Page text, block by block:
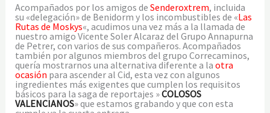
Acompañados por los amigos de Senderoxtrem, incluida
su «delegación» de Benidorm y los incombustibles de «Las
Rutas de Moskys«, acudimos una vez más a la llamada de
nuestro amigo Vicente Soler Alcaraz del Grupo Annapurna
de Petrer, con varios de sus compañeros. Acompañados
también por algunos miembros del grupo Correcaminos,
quería mostrarnos una alternativa diferente a la otra
ocasión para ascender al Cid, esta vez con algunos
ingredientes más exigentes que cumplen los requisitos
básicos para la saga de reportajes »COLOSOS
VALENCIANOS» que estamos grabando y que con esta